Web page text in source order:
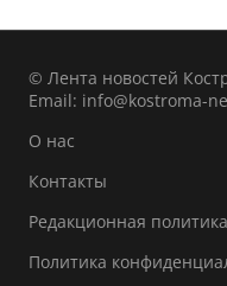
© Лента новостей
Email: info@kostroma-
О нас
Контакты
Редакционная политика
Политика